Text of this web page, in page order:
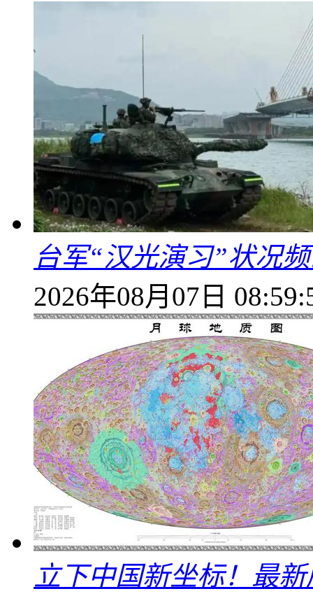
台军“汉光演习”状况
2026年08月07日
立下中国新坐标！最